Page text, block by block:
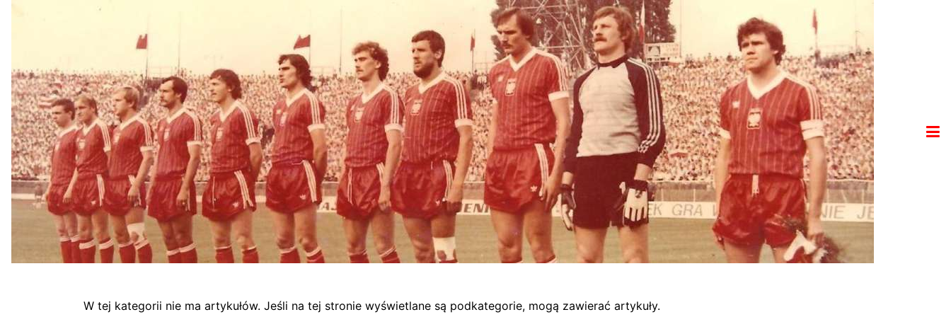
W tej kategorii nie ma artykułów. Jeśli na tej stronie wyświetlane są podkategorie, mogą zawierać artykuły.